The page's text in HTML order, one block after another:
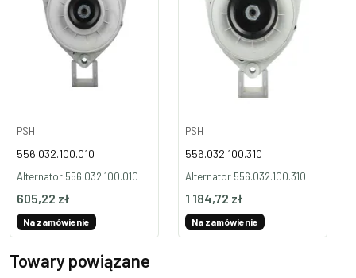
PSH
556.032.100.010
Alternator 556.032.100.010
605,22 zł
Na zamówienie
PSH
556.032.100.310
Alternator 556.032.100.310
1 184,72 zł
Na zamówienie
Towary powiązane